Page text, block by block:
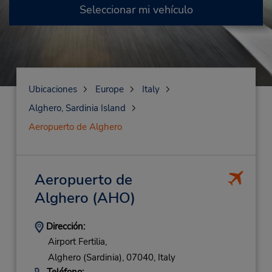
Seleccionar mi vehículo
Ubicaciones Europe
Italy
Alghero, Sardinia Island
Aeropuerto de Alghero
Aeropuerto de
Alghero (AHO)
Dirección:
Airport Fertilia,
Alghero (Sardinia), 07040, Italy